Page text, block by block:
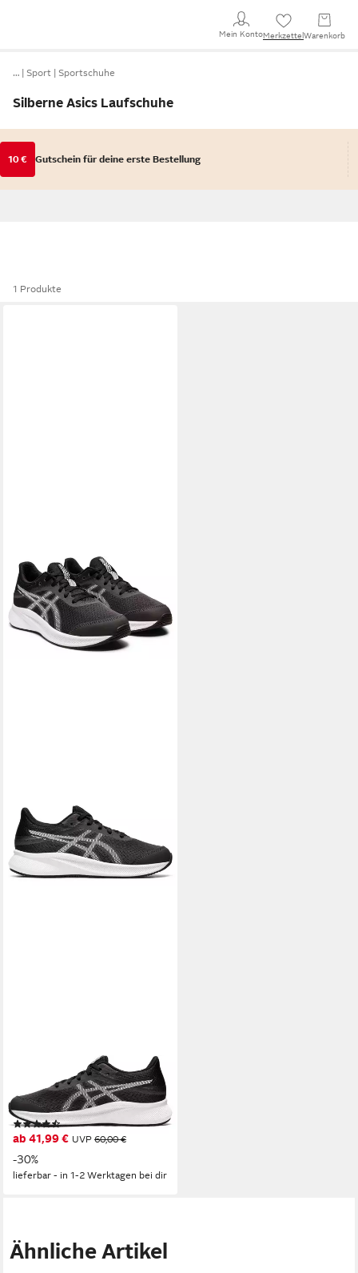
Mein KontoMerkzettel Warenkorb
… Sport Sportschuhe
Silberne Asics Laufschuhe
10 € Gutschein für deine erste Bestellung
1 Produkte
PATRIOT 13 GS Laufschuh
für Kinder & Jugendliche
(11)
ab 41,99 € UVP 60,00 €
-30%
lieferbar - in 1-2 Werktagen bei dir
Ähnliche Artikel